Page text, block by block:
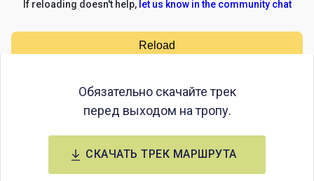
Обязательно скачайте трек
перед выходом на тропу.
СКАЧАТЬ ТРЕК МАРШРУТА